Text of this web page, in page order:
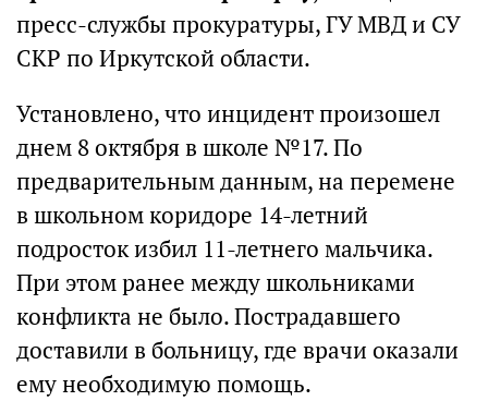
пресс-службы прокуратуры, ГУ МВД и СУ
СКР по Иркутской области.
Установлено, что инцидент произошел
днем 8 октября в школе №17. По
предварительным данным, на перемене
в школьном коридоре 14-летний
подросток избил 11-летнего мальчика.
При этом ранее между школьниками
конфликта не было. Пострадавшего
доставили в больницу, где врачи оказали
ему необходимую помощь.